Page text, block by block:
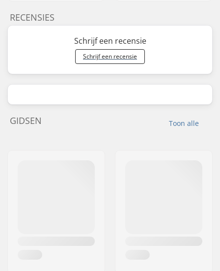
RECENSIES
Schrijf een recensie
Schrijf een recensie
Toon alle
GIDSEN